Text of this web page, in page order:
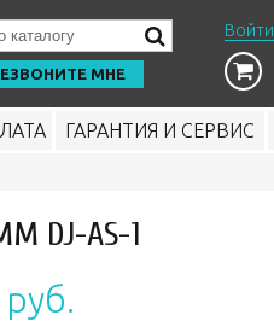
МНЕ
Войти
ГАРАНТИЯ И СЕРВИС
DJ-AS-1